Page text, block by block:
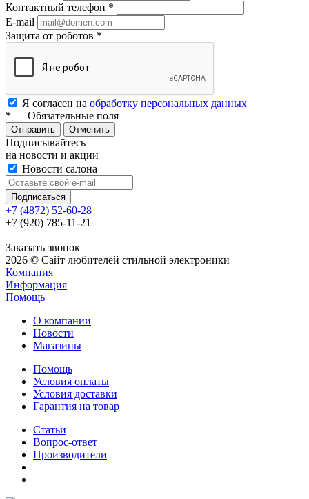
Контактный телефон *
E-mail
Защита от роботов *
Я согласен на обработку персональных данных
* — Обязательные поля
Отменить
Подписывайтесь
на новости и акции
Новости салона
+7 (4872) 52-60-28
+7 (920) 785-11-21
Заказать звонок
2026 © Сайт любителей стильной электроники
Компания
Информация
Помощь
О компании
Новости
Магазины
Помощь
Условия оплаты
Условия доставки
Гарантия на товар
Статьи
Вопрос-ответ
Производители